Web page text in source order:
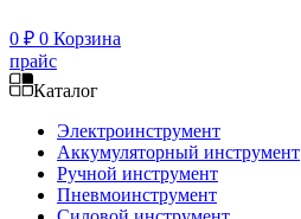
0 ₽ 0 Корзина
прайс
Каталог
Электроинструмент
Аккумуляторный инструмент
Ручной инструмент
Пневмоинструмент